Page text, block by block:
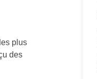
plus
des